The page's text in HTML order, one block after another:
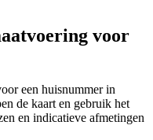
voor
een huisnummer in
de kaart en gebruik het
en indicatieve afmetingen